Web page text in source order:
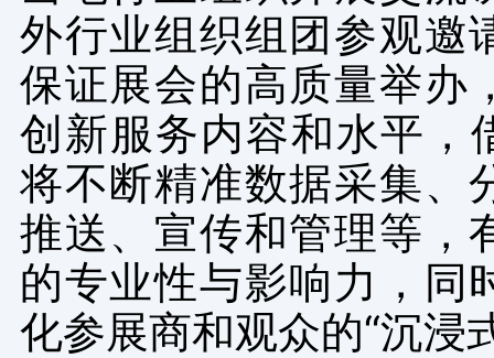
外行业组织组团参观邀
保证展会的高质量举办
创新服务内容和水平，
将不断精准数据采集、
推送、宣传和管理等，
的专业性与影响力，同
化参展商和观众的“沉浸